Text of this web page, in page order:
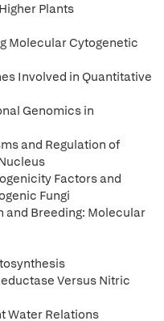
Plants
Molecular Cytogenetic
Involved in Quantitative
Genomics in
and Regulation of
Factors and
Fungi
and Breeding: Molecular
Versus Nitric
Water Relations